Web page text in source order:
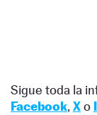
Sigue toda la
Facebook, Xo